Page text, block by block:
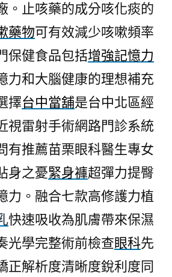
。止咳藥的成分咳化痰的
藥物可有效減少咳嗽頻率
保健食品包括增強記憶力
力和大腦健康的理想補充
擇台中當舖是台中北區經
視雷射手術網路門診系統
有推薦苗栗眼科醫生專女
身之憂緊身褲超彈力提臀
力。融合七款高修護力植
快速吸收為肌膚帶來保濕
光學完整術前檢查眼科先
正解析度清晰度銳利度同